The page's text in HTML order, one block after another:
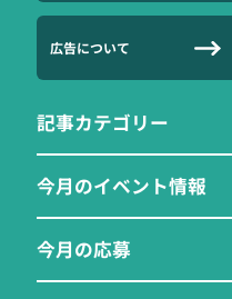
広告について
記事カテゴリー
今月のイベント情報
今月の応募